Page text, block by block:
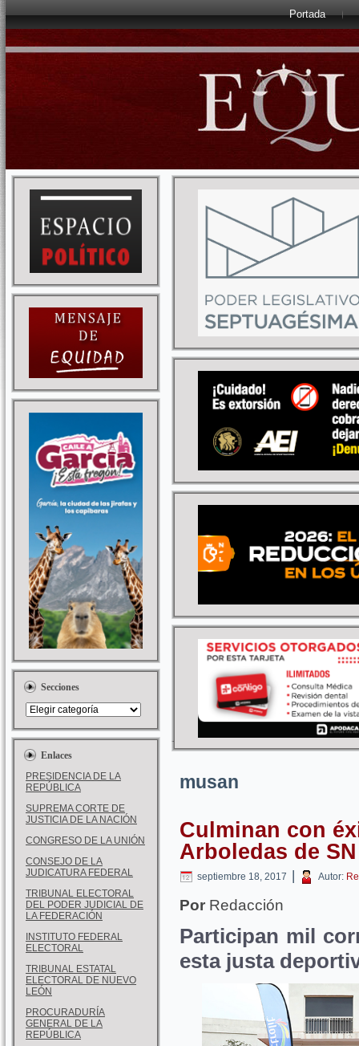
Portada
Secciones
Enlaces
PRESIDENCIA DE LA
REPÚBLICA
SUPREMA CORTE DE
JUSTICIA DE LA NACIÓN
CONGRESO DE LA UNIÓN
CONSEJO DE LA
JUDICATURA FEDERAL
TRIBUNAL ELECTORAL
DEL PODER JUDICIAL DE
LA FEDERACIÓN
INSTITUTO FEDERAL
ELECTORAL
TRIBUNAL ESTATAL
ELECTORAL DE NUEVO
LEÓN
PROCURADURÍA
GENERAL DE LA
REPÚBLICA
musan
Culminan con
Arboledas de SN
septiembre 18, 2017 | Autor:
Por Redacción
Participan mil
esta justa